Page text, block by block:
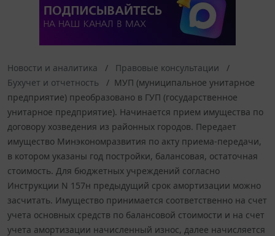
Новости и аналитика
Правовые консультации
Бухучет и отчетность
МУП (муниципальное унитарное
предприятие) преобразовано в ГУП (государственное
унитарное предприятие). Начинается прием имущества по
договору хозведения из районных городов. Передает
имущество Минэкономразвития по акту приема-передачи,
в котором указаны год постройки, балансовая, остаточная
стоимость. Для бюджетных учреждений согласно
Инструкции N 157н предыдущий срок амортизации можно
засчитать. Имущество принимается соответственно на счет
учета основных средств по балансовой стоимости и на счет
учета амортизации начисленный износ, далее начисляется